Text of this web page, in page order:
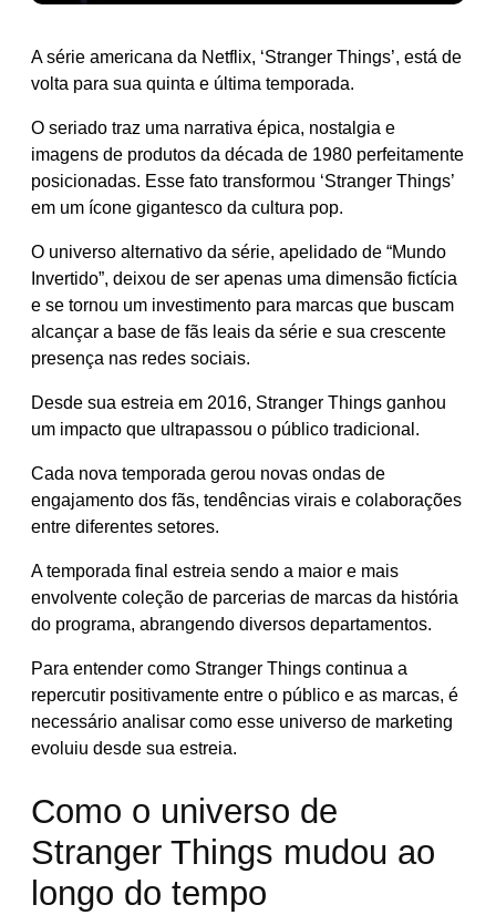
A série americana da Netflix, ‘Stranger Things’, está de
volta para sua quinta e última temporada.
O seriado traz uma narrativa épica, nostalgia e
imagens de produtos da década de 1980 perfeitamente
posicionadas. Esse fato transformou ‘Stranger Things’
em um ícone gigantesco da cultura pop.
O universo alternativo da série, apelidado de “Mundo
Invertido”, deixou de ser apenas uma dimensão fictícia
e se tornou um investimento para marcas que buscam
alcançar a base de fãs leais da série e sua crescente
presença nas redes sociais.
Desde sua estreia em 2016, Stranger Things ganhou
um impacto que ultrapassou o público tradicional.
Cada nova temporada gerou novas ondas de
engajamento dos fãs, tendências virais e colaborações
entre diferentes setores.
A temporada final estreia sendo a maior e mais
envolvente coleção de parcerias de marcas da história
do programa, abrangendo diversos departamentos.
Para entender como Stranger Things continua a
repercutir positivamente entre o público e as marcas, é
necessário analisar como esse universo de marketing
evoluiu desde sua estreia.
Como o universo de
Stranger Things mudou ao
longo do tempo